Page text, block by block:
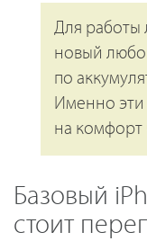
Для работы
новый
по
Именно эти
на комфорт
Базовый
стоит